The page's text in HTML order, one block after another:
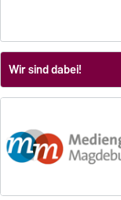
Wir sind dabei!